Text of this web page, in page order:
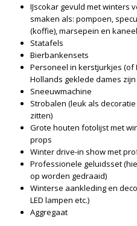
IJscokar gevuld met winters
smaken als: pompoen,
(koffie), marsepein en
Statafels
Bierbankensets
Personeel in kerstjurkjes (of
Hollands geklede dames
Sneeuwmachine
Strobalen (leuk als
zitten)
Grote houten fotolijst met
props
Winter drive-in show met
Professionele geluidsset
op worden gedraaid)
Winterse aankleding en
LED lampen etc.)
Aggregaat